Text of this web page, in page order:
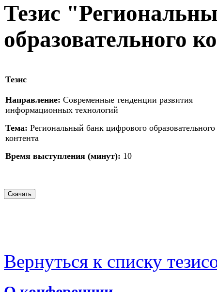
Тезис
образовательного
Тезис
Направление: Современные тенденции развития
информационных технологий
Тема: Региональный банк цифрового образовательного
контента
Время выступления (минут): 10
Вернуться к списку